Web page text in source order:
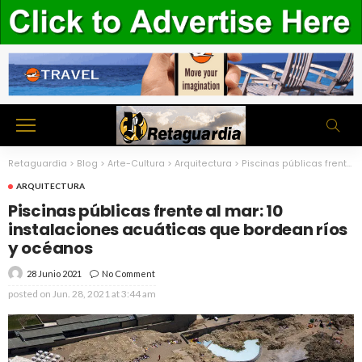
Retaguardia > Blog > Arte-Cultura > Arquitectura > Piscinas públicas frente al mar: 10 instalaciones acuáticas que bordean ríos y océanos
ARQUITECTURA
Piscinas públicas frente al mar: 10
instalaciones acuáticas que bordean ríos
y océanos
28 Junio 2021 No Comment
posted on Jun. 28, 2021 at 3:44 am